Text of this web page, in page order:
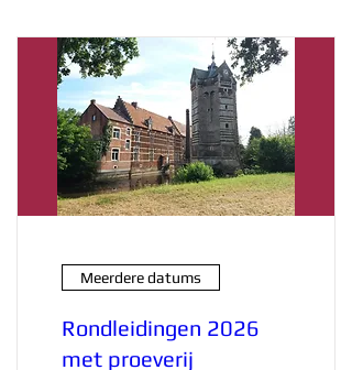
Meerdere datums
Rondleidingen 2026
met proeverij